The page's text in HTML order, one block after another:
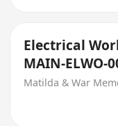
Electrical
MAIN-ELWO-
Matilda & War